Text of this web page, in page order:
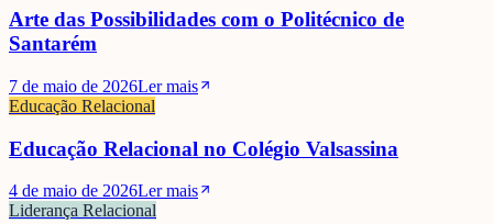
Arte das Possibilidades com o Politécnico de
Santarém
7 de maio de 2026Ler mais
Educação Relacional
Educação Relacional no Colégio Valsassina
4 de maio de 2026Ler mais
Liderança Relacional